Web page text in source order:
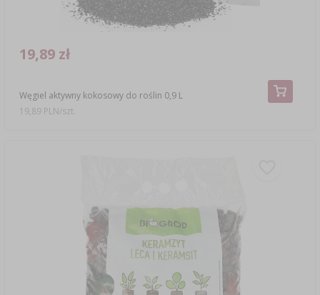
Węgiel aktywny kokosowy do roślin 0,9 L
19,89 zł
19,89 PLN/szt.